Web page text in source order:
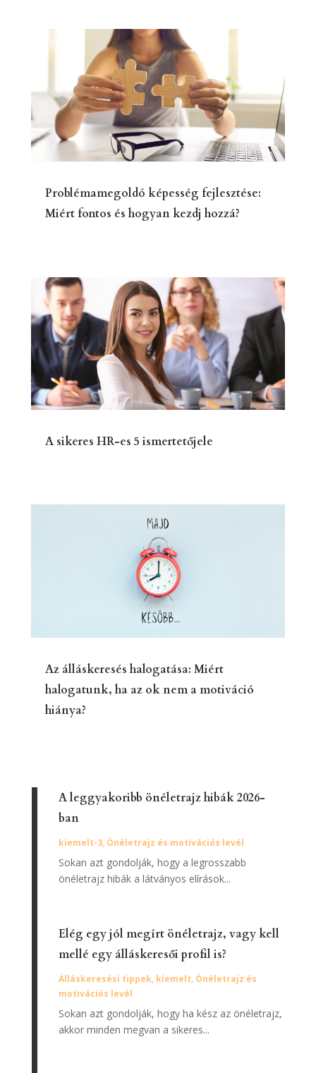
Problémamegoldó képesség fejlesztése:
Miért fontos és hogyan kezdj hozzá?
A sikeres HR-es 5 ismertetőjele
Az álláskeresés halogatása: Miért
halogatunk, ha az ok nem a motiváció
hiánya?
A leggyakoribb önéletrajz hibák 2026-
ban
kiemelt-3, Önéletrajz és motivációs levél
Sokan azt gondolják, hogy a legrosszabb
önéletrajz hibák a látványos elírások...
Elég egy jól megírt önéletrajz, vagy kell
mellé egy álláskeresői profil is?
Álláskeresési tippek, kiemelt, Önéletrajz és
motivációs levél
Sokan azt gondolják, hogy ha kész az önéletrajz,
akkor minden megvan a sikeres...